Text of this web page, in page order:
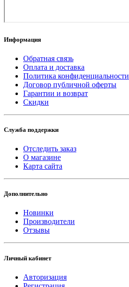
Информация
Обратная связь
Оплата и доставка
Политика конфиденциальности
Договор публичной оферты
Гарантии и возврат
Скидки
Служба поддержки
Отследить заказ
О магазине
Карта сайта
Дополнительно
Новинки
Производители
Отзывы
Личный кабинет
Авторизация